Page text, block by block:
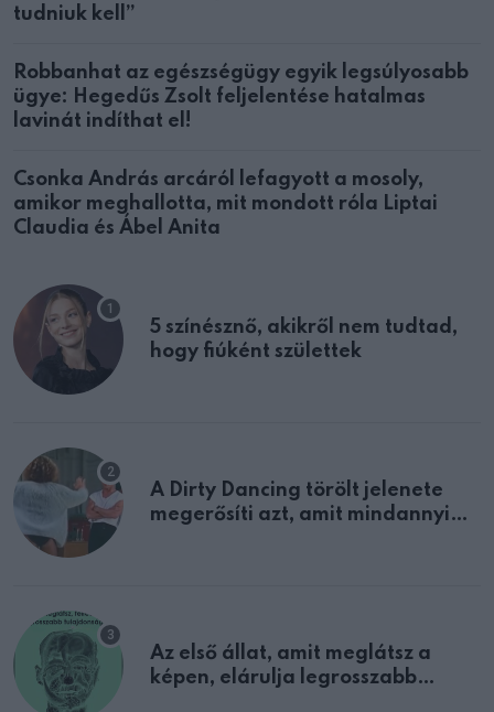
tudniuk kell”
Robbanhat az egészségügy egyik legsúlyosabb
ügye: Hegedűs Zsolt feljelentése hatalmas
lavinát indíthat el!
Csonka András arcáról lefagyott a mosoly,
amikor meghallotta, mit mondott róla Liptai
Claudia és Ábel Anita
5 színésznő, akikről nem tudtad,
hogy fiúként születtek
A Dirty Dancing törölt jelenete
megerősíti azt, amit mindannyian
Az első állat, amit meglátsz a
képen, elárulja legrosszabb